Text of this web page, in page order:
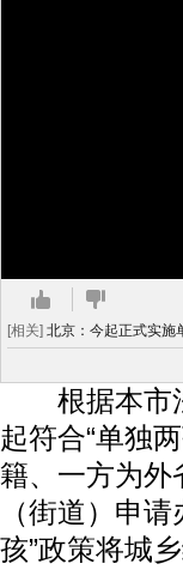
[相关] 北京：今起正式实施
根据本市法
起符合“单独
籍、一方为外
（街道）申
孩”政策将城